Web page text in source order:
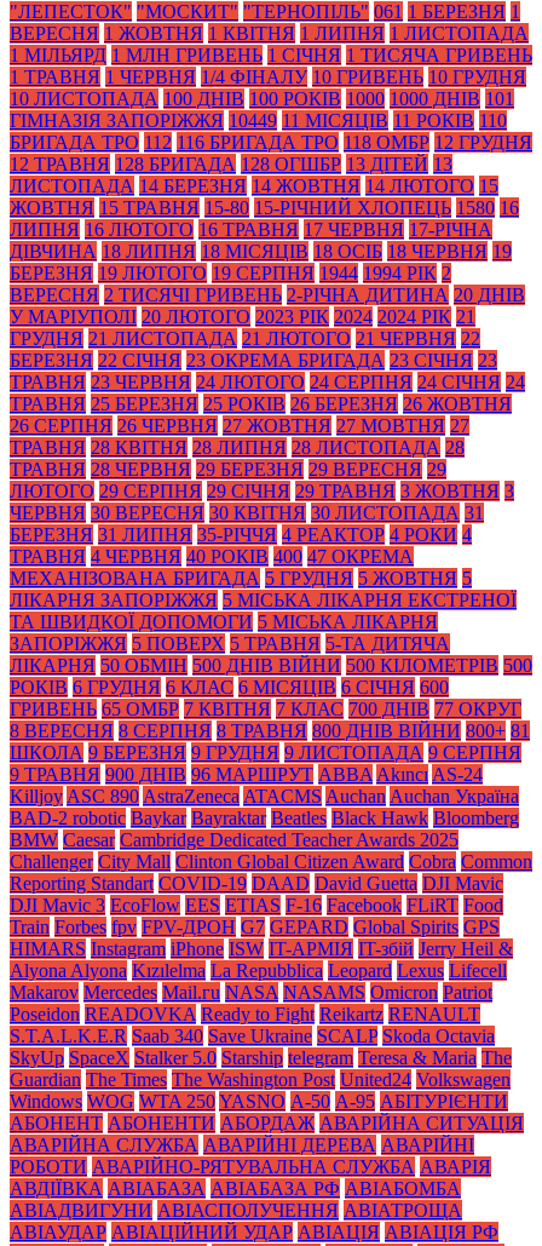
"ЛЕПЕСТОК" "МОСКИТ" "ТЕРНОПІЛЬ" 061 1 БЕРЕЗНЯ 1
ВЕРЕСНЯ 1 ЖОВТНЯ 1 КВІТНЯ 1 ЛИПНЯ 1 ЛИСТОПАДА
1 МІЛЬЯРД 1 МЛН ГРИВЕНЬ 1 СІЧНЯ 1 ТИСЯЧА ГРИВЕНЬ
1 ТРАВНЯ 1 ЧЕРВНЯ 1/4 ФІНАЛУ 10 ГРИВЕНЬ 10 ГРУДНЯ
10 ЛИСТОПАДА 100 ДНІВ 100 РОКІВ 1000 1000 ДНІВ 101
ГІМНАЗІЯ ЗАПОРІЖЖЯ 10449 11 МІСЯЦІВ 11 РОКІВ 110
БРИГАДА ТРО 112 116 БРИГАДА ТРО 118 ОМБР 12 ГРУДНЯ
12 ТРАВНЯ 128 БРИГАДА 128 ОГШБР 13 ДІТЕЙ 13
ЛИСТОПАДА 14 БЕРЕЗНЯ 14 ЖОВТНЯ 14 ЛЮТОГО 15
ЖОВТНЯ 15 ТРАВНЯ 15-80 15-РІЧНИЙ ХЛОПЕЦЬ 1580 16
ЛИПНЯ 16 ЛЮТОГО 16 ТРАВНЯ 17 ЧЕРВНЯ 17-РІЧНА
ДІВЧИНА 18 ЛИПНЯ 18 МІСЯЦІВ 18 ОСІБ 18 ЧЕРВНЯ 19
БЕРЕЗНЯ 19 ЛЮТОГО 19 СЕРПНЯ 1944 1994 РІК 2
ВЕРЕСНЯ 2 ТИСЯЧІ ГРИВЕНЬ 2-РІЧНА ДИТИНА 20 ДНІВ
У МАРІУПОЛІ 20 ЛЮТОГО 2023 РІК 2024 2024 РІК 21
ГРУДНЯ 21 ЛИСТОПАДА 21 ЛЮТОГО 21 ЧЕРВНЯ 22
БЕРЕЗНЯ 22 СІЧНЯ 23 ОКРЕМА БРИГАДА 23 СІЧНЯ 23
ТРАВНЯ 23 ЧЕРВНЯ 24 ЛЮТОГО 24 СЕРПНЯ 24 СІЧНЯ 24
ТРАВНЯ 25 БЕРЕЗНЯ 25 РОКІВ 26 БЕРЕЗНЯ 26 ЖОВТНЯ
26 СЕРПНЯ 26 ЧЕРВНЯ 27 ЖОВТНЯ 27 МОВТНЯ 27
ТРАВНЯ 28 КВІТНЯ 28 ЛИПНЯ 28 ЛИСТОПАДА 28
ТРАВНЯ 28 ЧЕРВНЯ 29 БЕРЕЗНЯ 29 ВЕРЕСНЯ 29
ЛЮТОГО 29 СЕРПНЯ 29 СІЧНЯ 29 ТРАВНЯ 3 ЖОВТНЯ 3
ЧЕРВНЯ 30 ВЕРЕСНЯ 30 КВІТНЯ 30 ЛИСТОПАДА 31
БЕРЕЗНЯ 31 ЛИПНЯ 35-РІЧЧЯ 4 РЕАКТОР 4 РОКИ 4
ТРАВНЯ 4 ЧЕРВНЯ 40 РОКІВ 400 47 ОКРЕМА
МЕХАНІЗОВАНА БРИГАДА 5 ГРУДНЯ 5 ЖОВТНЯ 5
ЛІКАРНЯ ЗАПОРІЖЖЯ 5 МІСЬКА ЛІКАРНЯ ЕКСТРЕНОЇ
ТА ШВИДКОЇ ДОПОМОГИ 5 МІСЬКА ЛІКАРНЯ
ЗАПОРІЖЖЯ 5 ПОВЕРХ 5 ТРАВНЯ 5-ТА ДИТЯЧА
ЛІКАРНЯ 50 ОБМІН 500 ДНІВ ВІЙНИ 500 КІЛОМЕТРІВ 500
РОКІВ 6 ГРУДНЯ 6 КЛАС 6 МІСЯЦІВ 6 СІЧНЯ 600
ГРИВЕНЬ 65 ОМБР 7 КВІТНЯ 7 КЛАС 700 ДНІВ 77 ОКРУГ
8 ВЕРЕСНЯ 8 СЕРПНЯ 8 ТРАВНЯ 800 ДНІВ ВІЙНИ 800+ 81
ШКОЛА 9 БЕРЕЗНЯ 9 ГРУДНЯ 9 ЛИСТОПАДА 9 СЕРПНЯ
9 ТРАВНЯ 900 ДНІВ 96 МАРШРУТ ABBAAkıncıAS-24
KilljoyASC 890AstraZenecaATACMS AuchanAuchan Україна
BAD-2 robotic Baykar Bayraktar Beatles Black Нawk Bloomberg
BMW Caesar Cambridge Dedicated Teacher Awards 2025
Challenger City Mall Clinton Global Citizen Award Cobra Common
Reporting Standart COVID-19 DAAD David Guetta DJI Mavic
DJI Mavic 3 EcoFlow EES ETIAS F-16 Facebook FLiRT Food
Train Forbes fpv FPV-ДРОН G7 GEPARD Global Spirits GPS
HIMARS Instagram iPhone ISW IT-АРМІЯ IT-збій Jerry Heil &
Alyona Alyona Kızılelma La Repubblica Leopard Lexus Lifecell
Makarov Mercedes Mаil.гu NASA NASAMS Omicron Patriot
Poseidon READOVKA Ready to Fight Reikartz RENAULT
S.T.A.L.K.E.R Saab 340 Save Ukraine SCALP Skoda Octavia
SkyUp SpaceX Stalker 5.0 Starship telegram Teresa & Maria The
Guardian The Times The Washington Post United24 Volkswagen
Windows WOG WTA 250YASNO А-50 А-95 АБІТУРІЄНТИ
АБОНЕНТ АБОНЕНТИ АБОРДАЖ АВАРІЙНА СИТУАЦІЯ
АВАРІЙНА СЛУЖБА АВАРІЙНІ ДЕРЕВА АВАРІЙНІ
РОБОТИ АВАРІЙНО-РЯТУВАЛЬНА СЛУЖБА АВАРІЯ
АВДІЇВКА АВІАБАЗА АВІАБАЗА РФ АВІАБОМБА
АВІАДВИГУНИ АВІАСПОЛУЧЕННЯ АВІАТРОЩА
АВІАУДАР АВІАЦІЙНИЙ УДАР АВІАЦІЯ АВІАЦІЯ РФ